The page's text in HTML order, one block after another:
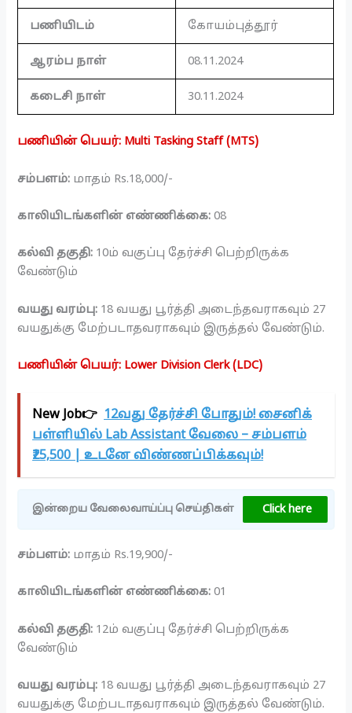
பணியிடம் கோயம்புத்தூர்
ஆரம்ப நாள் 08.11.2024
கடைசி நாள் 30.11.2024
பணியின் பெயர்: Multi Tasking Staff (MTS)
சம்பளம்: மாதம் Rs.18,000/-
காலியிடங்களின் எண்ணிக்கை: 08
கல்வி தகுதி: 10ம் வகுப்பு தேர்ச்சி பெற்றிருக்க
வேண்டும்
வயது வரம்பு: 18 வயது பூர்த்தி அடைந்தவராகவும் 27
வயதுக்கு மேற்படாதவராகவும் இருத்தல் வேண்டும்.
பணியின் பெயர்: Lower Division Clerk (LDC)
New Job👉 12வது தேர்ச்சி போதும்! சைனிக்
பள்ளியில் Lab Assistant வேலை – சம்பளம்
₹25,500 | உடனே விண்ணப்பிக்கவும்!
இன்றைய வேலைவாய்ப்பு செய்திகள் Click here
சம்பளம்: மாதம் Rs.19,900/-
காலியிடங்களின் எண்ணிக்கை: 01
கல்வி தகுதி: 12ம் வகுப்பு தேர்ச்சி பெற்றிருக்க
வேண்டும்
வயது வரம்பு: 18 வயது பூர்த்தி அடைந்தவராகவும் 27
வயதுக்கு மேற்படாதவராகவும் இருத்தல் வேண்டும்.